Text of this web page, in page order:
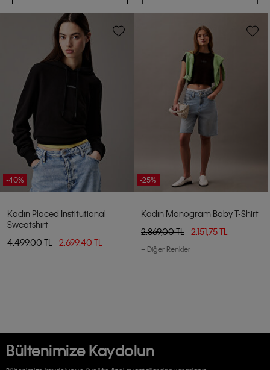
-40%
Kadın Placed Institutional
Sweatshirt
4.499,00 TL
2.699,40 TL
-25%
Kadın Monogram Baby T-Shirt
2.869,00 TL
2.151,75 TL
+ Diğer Renkler
Bültenimize Kaydolun